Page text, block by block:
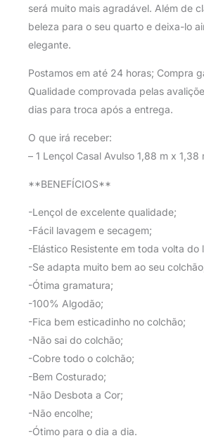
será muito mais agradável. Além de
beleza para o seu quarto e deixa-lo
elegante.
Postamos em até 24 horas; Compra
Qualidade comprovada pelas
dias para troca após a entrega.
O que irá receber:
– 1 Lençol Casal Avulso 1,88 m x 1,38
**BENEFÍCIOS**
-Lençol de excelente qualidade;
-Fácil lavagem e secagem;
-Elástico Resistente em toda volta do
-Se adapta muito bem ao seu
-Ótima gramatura;
-100% Algodão;
-Fica bem esticadinho no colchão;
-Não sai do colchão;
-Cobre todo o colchão;
-Bem Costurado;
-Não Desbota a Cor;
-Não encolhe;
-Ótimo para o dia a dia.